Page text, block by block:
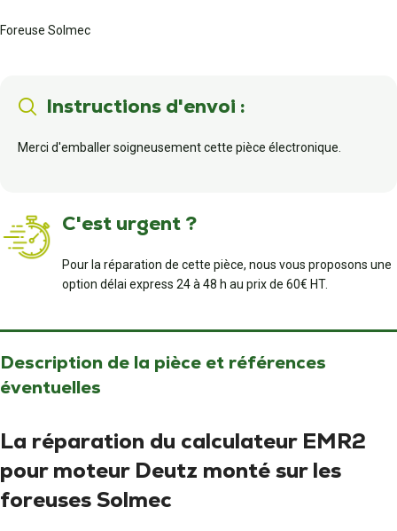
Foreuse Solmec
Instructions d'envoi :
Merci d'emballer soigneusement cette pièce électronique.
C'est urgent ?
Pour la réparation de cette pièce, nous vous proposons une
option délai express 24 à 48 h au prix de 60€ HT.
Description de la pièce et références
éventuelles
La réparation du calculateur EMR2
pour moteur Deutz monté sur les
foreuses Solmec